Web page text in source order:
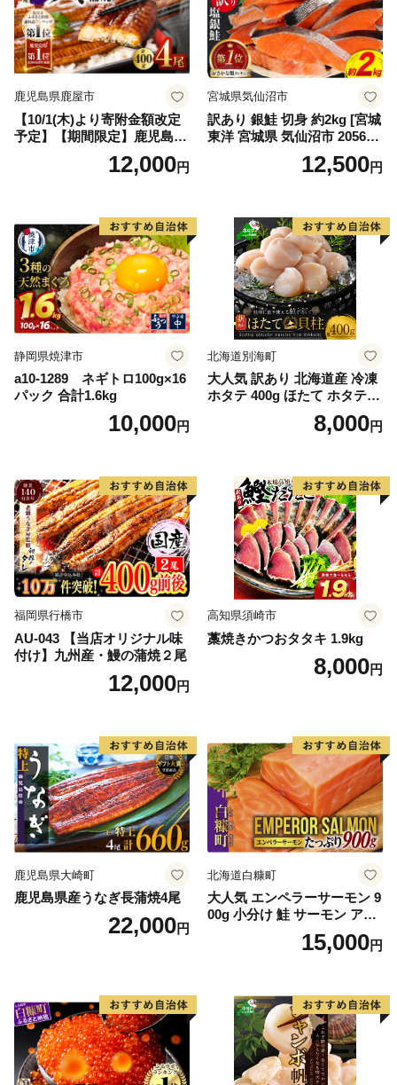
鹿児島県鹿屋市
【10/1(木)より寄附金額改定
予定】【期間限定】鹿児島県
大隅産うなぎ蒲焼4尾（400
g） KN007-02312,000円
宮城県気仙沼市
訳あり 銀鮭 切身 約2kg [宮城
東洋 宮城県 気仙沼市 205649
91] 鮭 魚介類 海鮮 訳アリ 規
格外 不揃い さけ サケ 鮭切身
切り身 魚 わけあり
12,500円
静岡県焼津市
a10-1289 ネギトロ100g×16
パック 合計1.6kg
10,000円
北海道別海町
大人気 訳あり 北海道産 冷凍
ホタテ 400g ほたて ホタテ
8,000円
福岡県行橋市
AU-043 【当店オリジナル味
付け】九州産・鰻の蒲焼２尾
12,000円
高知県須崎市
藁焼きかつおタタキ 1.9kg
8,000円
鹿児島県大崎町
鹿児島県産うなぎ長蒲焼4尾
22,000円
北海道白糠町
大人気 エンペラーサーモン 9
00g 小分け 鮭 サーモン アト
ランティックサーモン 水産
庁長官賞 受賞 さけ シャケ し
満足 美味しい 贈答 生食用 刺
身 お刺身 刺し身 魚介類 海鮮
冷凍 厚切り 薄切り ふるさと
納税 ふるさとチョイス チョ
イス 北海道 白糠町
15,000円